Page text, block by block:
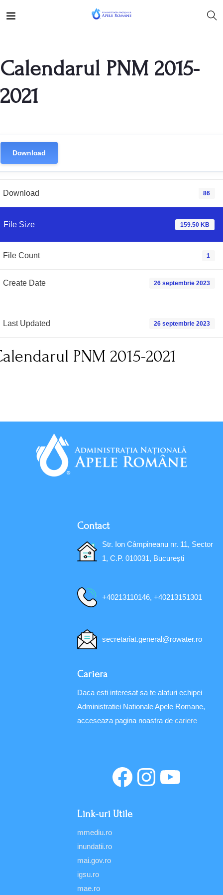
Calendarul PNM 2015-
2021
Download
Download 86
File Size 159.50 KB
File Count 1
Create Date 26 septembrie 2023
Last Updated 26 septembrie 2023
PNM 2015-2021
Contact
Str. Ion Câmpineanu nr. 11, Sector
1, C.P. 010031, București
+40213110146, +40213151301
secretariat.general@rowater.ro
Cariera
Daca esti interesat sa te alaturi echipei
Administratiei Nationale Apele Romane,
acceseaza pagina noastra de cariere
Link-uri Utile
mmediu.ro
inundatii.ro
mai.gov.ro
igsu.ro
mae.ro